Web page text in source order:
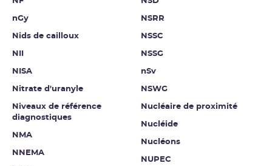
nGy
Nids de cailloux
NII
NISA
Nitrate d'uranyle
Niveaux de référence
diagnostiques
NMA
NNEMA
NSRR
NSSC
NSSG
nSv
NSWG
Nucléaire de proximité
Nucléide
Nucléons
NUPEC